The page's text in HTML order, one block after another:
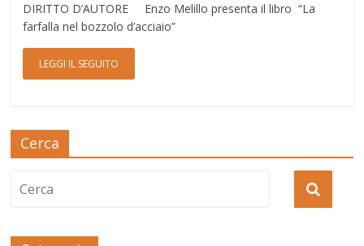
DIRITTO D’AUTORE Enzo Melillo presenta il libro “La
farfalla nel bozzolo d’acciaio”
LEGGI IL SEGUITO
Cerca